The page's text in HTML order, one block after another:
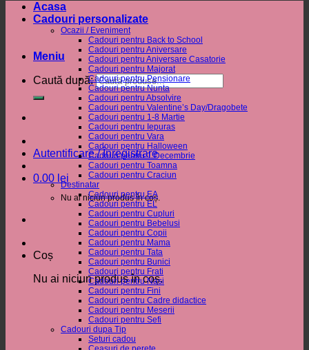
Meniu
Caută după:
Autentificare / Înregistrare
0.00 lei
Nu ai niciun produs în coș.
Coș
Nu ai niciun produs în coș.
Acasa
Cadouri personalizate
Ocazii / Eveniment
Cadouri pentru Back to School
Cadouri pentru Aniversare
Cadouri pentru Aniversare Casatorie
Cadouri pentru Majorat
Cadouri pentru Pensionare
Cadouri pentru Nunta
Cadouri pentru Absolvire
Cadouri pentru Valentine’s Day/Dragobete
Cadouri pentru 1-8 Martie
Cadouri pentru Iepuras
Cadouri pentru Vara
Cadouri pentru Halloween
Cadouri pentru 1 Decembrie
Cadouri pentru Toamna
Cadouri pentru Craciun
Destinatar
Cadouri pentru EA
Cadouri pentru EL
Cadouri pentru Cupluri
Cadouri pentru Bebelusi
Cadouri pentru Copii
Cadouri pentru Mama
Cadouri pentru Tata
Cadouri pentru Bunici
Cadouri pentru Frati
Cadouri pentru Nasi
Cadouri pentru Fini
Cadouri pentru Cadre didactice
Cadouri pentru Meserii
Cadouri pentru Sefi
Cadouri dupa Tip
Seturi cadou